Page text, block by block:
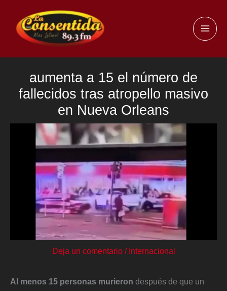
contenido
aumenta a 15 el número de
fallecidos tras atropello masivo
en Nueva Orleans
Deja un comentario / Internacional
Al menos 15 personas murieron después de que un